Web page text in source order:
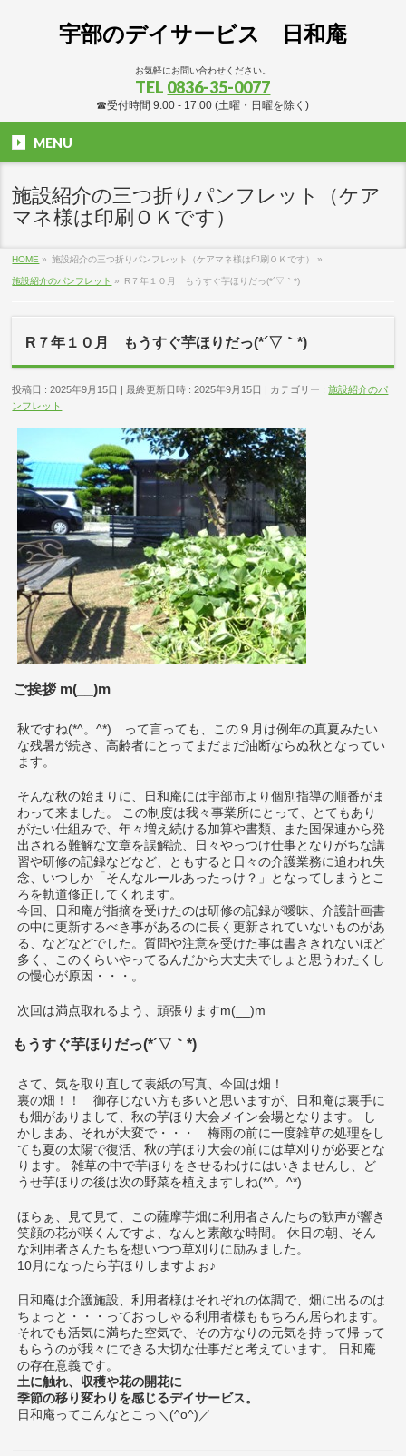
宇部のデイサービス 日和庵
お気軽にお問い合わせください。
TEL 0836-35-0077
☎受付時間 9:00 - 17:00 (土曜・日曜を除く)
MENU
施設紹介の三つ折りパンフレット（ケア
マネ様は印刷ＯＫです）
HOME » 施設紹介の三つ折りパンフレット（ケアマネ様は印刷ＯＫです） »
施設紹介のパンフレット » R７年１０月 もうすぐ芋ほりだっ(*´▽｀*)
R７年１０月 もうすぐ芋ほりだっ(*´▽｀*)
投稿日 : 2025年9月15日 最終更新日時 : 2025年9月15日 カテゴリー :施設紹介のパ
ンフレット
ご挨拶 m(__)m
秋ですね(*^。^*) って言っても、この９月は例年の真夏みたい
な残暑が続き、高齢者にとってまだまだ油断ならぬ秋となってい
ます。
そんな秋の始まりに、日和庵には宇部市より個別指導の順番がま
わって来ました。 この制度は我々事業所にとって、とてもあり
がたい仕組みで、年々増え続ける加算や書類、また国保連から発
出される難解な文章を誤解読、日々やっつけ仕事となりがちな講
習や研修の記録などなど、ともすると日々の介護業務に追われ失
念、いつしか「そんなルールあったっけ？」となってしまうとこ
ろを軌道修正してくれます。
今回、日和庵が指摘を受けたのは研修の記録が曖昧、介護計画書
の中に更新するべき事があるのに長く更新されていないものがあ
る、などなどでした。質問や注意を受けた事は書ききれないほど
多く、このくらいやってるんだから大丈夫でしょと思うわたくし
の慢心が原因・・・。
次回は満点取れるよう、頑張りますm(__)m
もうすぐ芋ほりだっ(*´▽｀*)
さて、気を取り直して表紙の写真、今回は畑！
裏の畑！！ 御存じない方も多いと思いますが、日和庵は裏手に
も畑がありまして、秋の芋ほり大会メイン会場となります。 し
かしまあ、それが大変で・・・ 梅雨の前に一度雑草の処理をし
ても夏の太陽で復活、秋の芋ほり大会の前には草刈りが必要とな
ります。 雑草の中で芋ほりをさせるわけにはいきませんし、ど
うせ芋ほりの後は次の野菜を植えますしね(*^。^*)
ほらぁ、見て見て、この薩摩芋畑に利用者さんたちの歓声が響き
笑顔の花が咲くんですよ、なんと素敵な時間。 休日の朝、そん
な利用者さんたちを想いつつ草刈りに励みました。
10月になったら芋ほりしますよぉ♪
日和庵は介護施設、利用者様はそれぞれの体調で、畑に出るのは
ちょっと・・・っておっしゃる利用者様ももちろん居られます。
それでも活気に満ちた空気で、その方なりの元気を持って帰って
もらうのが我々にできる大切な仕事だと考えています。 日和庵
の存在意義です。
土に触れ、収穫や花の開花に
季節の移り変わりを感じるデイサービス。
日和庵ってこんなとこっ＼(^o^)／